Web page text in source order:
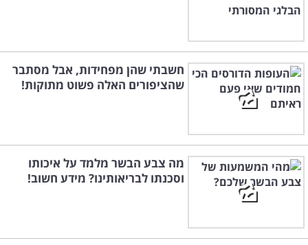
חשבתי שהן מפחידות, אבל מסתבר
שהציפורים האלה פשוט מתוקות!
מה צבע הבשר מלמד על איכותו
וסכנתו לבריאותינו? מידע חשוב!